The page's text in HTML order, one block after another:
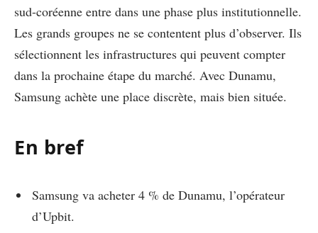
sud-coréenne entre dans une phase plus institutionnelle.
Les grands groupes ne se contentent plus d’observer. Ils
sélectionnent les infrastructures qui peuvent compter
dans la prochaine étape du marché. Avec Dunamu,
Samsung achète une place discrète, mais bien située.
En bref
Samsung va acheter 4 % de Dunamu, l’opérateur
d’Upbit.